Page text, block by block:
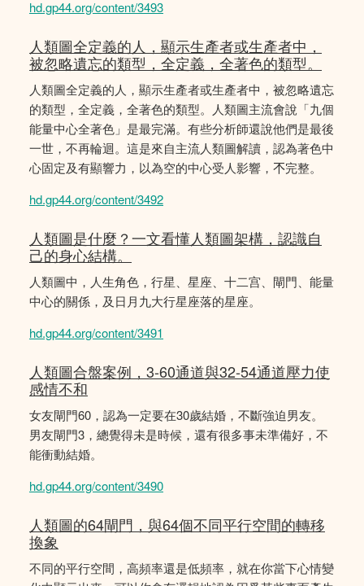
hd.gp44.org/content/3493
人類圖全定義的人，顯示生產者或生產者中，
被忽略遺忘的類型，全定義，全著色的類型。
人類圖全定義的人，顯示生產者或生產者中，被忽略遺忘
的類型，全定義，全著色的類型。人類圖主流會說「九個
能量中心全著色」是最完滿。有些分析師還說他們是最後
一世，不再輪迴。這是來自主流人類圖解讀，認為著色中
心固定及有顯響力，以為空的中心受人影響，𣎴完整。
hd.gp44.org/content/3492
人類圖是什麼？一文看懂人類圖架構，認識自
己的身心結構。
人類圖中，人生角色，行星、星座、十二宫、閘門、能量
中心的關係，及日月九大行星座落的星座。
hd.gp44.org/content/3491
人類圖合盤案例，3-60通道與32-54通道壓力使
感情不和
女友閘門60，認為一定要在30歲結婚，不斷強迫男友。
男友閘門3，總覺得未是時候，還有很多事未準備好，不
能衝動結婚。
hd.gp44.org/content/3490
人類圖的64閘門，與64個不同平行空間的轉移
換象
不同的平行空間，高頻率還是低頻率，就在你當下心情變